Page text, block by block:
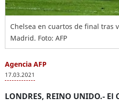
Chelsea en cuartos de final tras
Madrid. Foto: AFP
Agencia AFP
17.03.2021
LONDRES, REINO UNIDO.- El